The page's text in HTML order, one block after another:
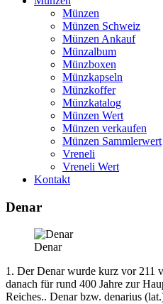
Münzen
Münzen Schweiz
Münzen Ankauf
Münzalbum
Münzboxen
Münzkapseln
Münzkoffer
Münzkatalog
Münzen Wert
Münzen verkaufen
Münzen Sammlerwert
Vreneli
Vreneli Wert
Kontakt
Denar
Denar
1. Der Denar wurde kurz vor 211
danach für rund 400 Jahre zur
Reiches.. Denar bzw. denarius